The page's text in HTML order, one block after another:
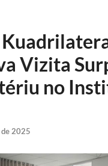
Vizita
no
2025